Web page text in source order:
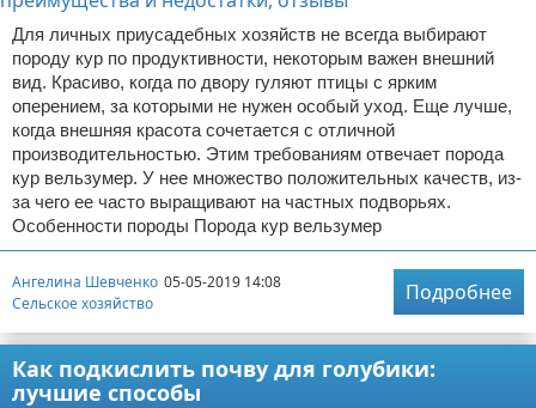
Для личных приусадебных хозяйств не всегда выбирают
породу кур по продуктивности, некоторым важен внешний
вид. Красиво, когда по двору гуляют птицы с ярким
оперением, за которыми не нужен особый уход. Еще лучше,
когда внешняя красота сочетается с отличной
производительностью. Этим требованиям отвечает порода
кур вельзумер. У нее множество положительных качеств, из-
за чего ее часто выращивают на частных подворьях.
Особенности породы Порода кур вельзумер
Ангелина Шевченко 05-05-2019 14:08
Сельское хозяйство
Подробнее
Как подкислить почву для голубики:
лучшие способы